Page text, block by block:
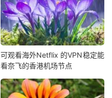
可观看海外Netflix 的VPN稳定能
看奈飞的香港机场节点